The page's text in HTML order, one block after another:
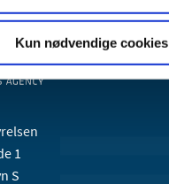
Kun nødvendige cookies
1
S